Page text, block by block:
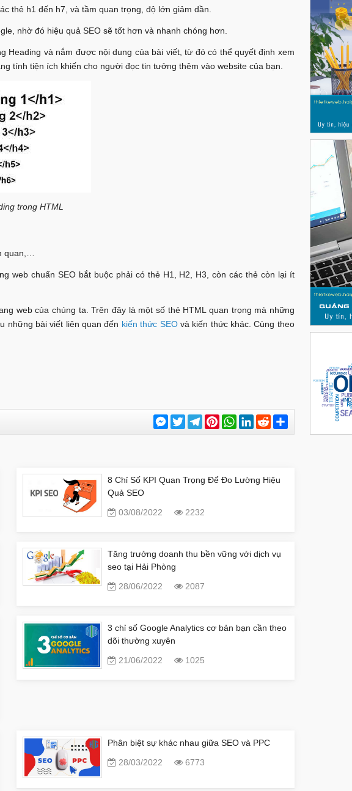
thẻ h1 đến h7, và tầm quan trọng, độ lớn giảm dần.
nhờ đó hiệu quả SEO sẽ tốt hơn và nhanh chóng hơn.
và nắm được nội dung của bài viết, từ đó có thể quyết định xem
tính tiện ích khiến cho người đọc tin tưởng thêm vào website của bạn.
trong HTML
quan,…
web chuẩn SEO bắt buộc phải có thẻ H1, H2, H3, còn các thẻ còn lại ít
web của chúng ta. Trên đây là một số thẻ HTML quan trọng mà những
những bài viết liên quan đến kiến thức SEOvà kiến thức khác. Cùng theo
Messenger
TwitterTelegramPinterestWhatsApp
LinkedInReddit
sẻ
8 Chỉ Số KPI Quan Trọng Để Đo Lường Hiệu
Quả SEO
03/08/2022
2232
Tăng trưởng doanh thu bền vững với dịch vụ
seo tại Hải Phòng
28/06/2022
2087
3 chỉ số Google Analytics cơ bản bạn cần theo
dõi thường xuyên
21/06/2022
1025
Phân biệt sự khác nhau giữa SEO và PPC
28/03/2022
6773